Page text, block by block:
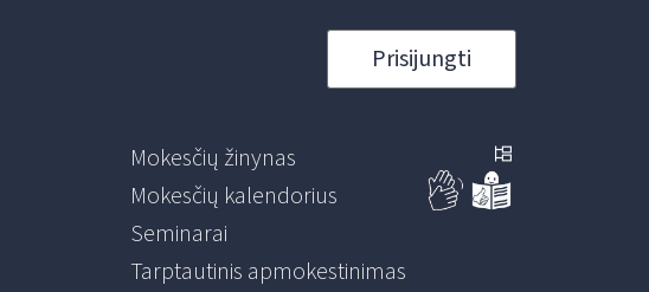
Prisijungti
Mokesčių žinynas
Mokesčių kalendorius
Seminarai
Tarptautinis apmokestinimas